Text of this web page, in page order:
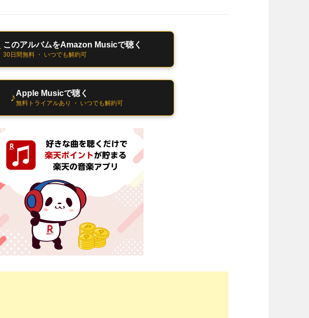
このアルバムをAmazon Musicで聴く
30日間無料 ・ いつでも解約可
♪Apple Musicで聴く
無料トライアルあり ・ いつでも解約可